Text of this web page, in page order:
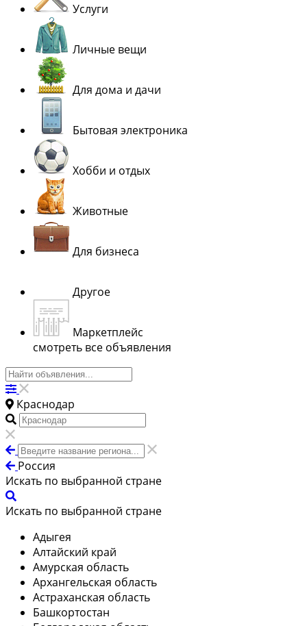
Услуги
Личные вещи
Для дома и дачи
Бытовая электроника
Хобби и отдых
Животные
Для бизнеса
Другое
Маркетплейс
смотреть все объявления
Краснодар
Россия
Искать по выбранной стране
Искать по выбранной стране
Адыгея
Алтайский край
Амурская область
Архангельская область
Астраханская область
Башкортостан